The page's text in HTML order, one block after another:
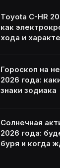
Toyota C-HR
как
хода и
Гороскоп на
2026 года:
знаки зодиака
Солнечная
2026 года:
буря и когда